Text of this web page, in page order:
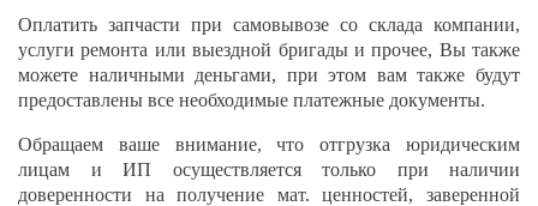
Оплатить запчасти при самовывозе со склада компании,
услуги ремонта или выездной бригады и прочее, Вы также
можете наличными деньгами, при этом вам также будут
предоставлены все необходимые платежные документы.
Обращаем ваше внимание, что отгрузка юридическим
лицам и ИП осуществляется только при наличии
доверенности на получение мат. ценностей, заверенной